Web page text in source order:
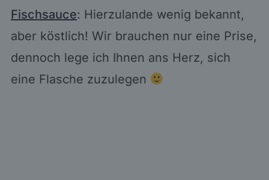
Fischsauce: Hierzulande wenig bekannt,
aber köstlich! Wir brauchen nur eine Prise,
dennoch lege ich Ihnen ans Herz, sich
eine Flasche zuzulegen